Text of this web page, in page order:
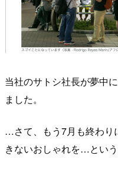
当社のサトシ社長が夢中
ました。
…さて、もう7月も終わり
きないおしゃれを…という